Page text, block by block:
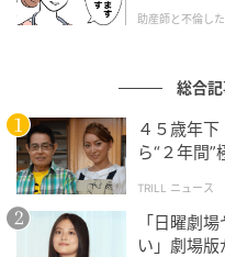
ウーマンエキサイト
助産師と不倫し
総合
４５歳年
ら“２年間
TRILL ニュース
「日曜劇
い」劇場版